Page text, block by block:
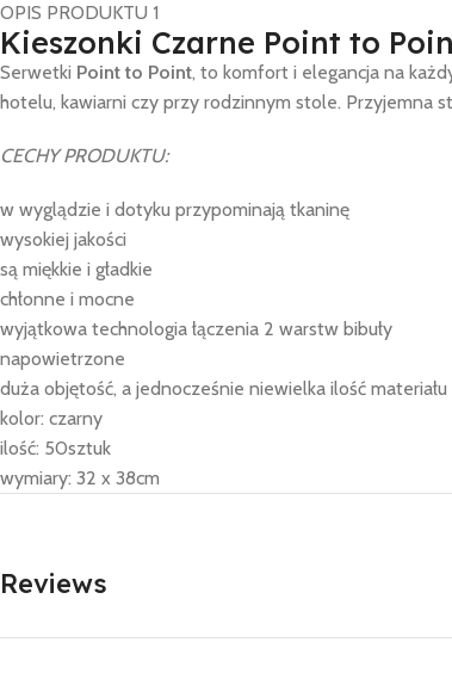
OPIS PRODUKTU 1
Kieszonki Czarne Point to
Serwetki Point to Point, to komfort i elegancja na
hotelu, kawiarni czy przy rodzinnym stole. Przyjemna
CECHY PRODUKTU:
w wyglądzie i dotyku przypominają tkaninę
wysokiej jakości
są miękkie i gładkie
chłonne i mocne
wyjątkowa technologia łączenia 2 warstw bibuły
napowietrzone
duża objętość, a jednocześnie niewielka ilość materiału
kolor: czarny
ilość: 50sztuk
wymiary: 32 x 38cm
Reviews